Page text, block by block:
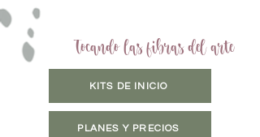
Tocando las fibras del arte
KITS DE INICIO
PLANES Y PRECIOS